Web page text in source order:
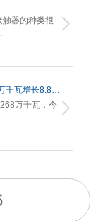
器的种类很
浙江电力全社会用电负荷今年七创历史新高：9268万千瓦增长8.82%
万千瓦，今